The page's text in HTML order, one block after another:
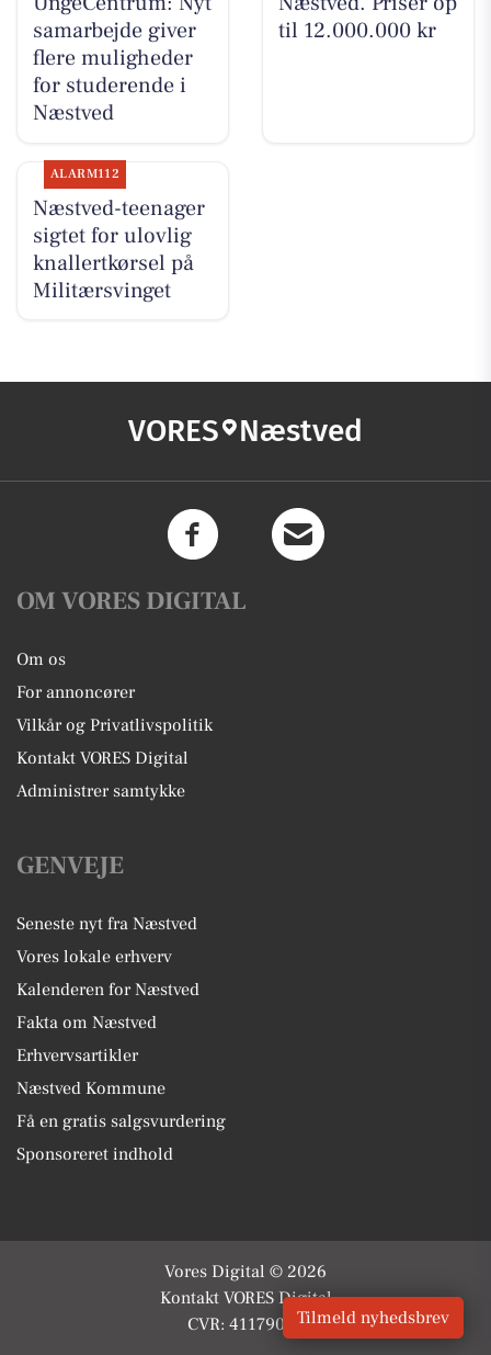
samarbejde giver
flere muligheder
for studerende i
Næstved
til 12.000.000 kr
ALARM112
Næstved-teenager
sigtet for ulovlig
knallertkørsel på
Militærsvinget
VORES Næstved
OM VORES DIGITAL
Om os
For annoncører
Vilkår og Privatlivspolitik
Kontakt VORES Digital
Administrer samtykke
GENVEJE
Seneste nyt fra Næstved
Vores lokale erhverv
Kalenderen for Næstved
Fakta om Næstved
Erhvervsartikler
Næstved Kommune
Få en gratis salgsvurdering
Sponsoreret indhold
Vores Digital © 2026
Kontakt VORES Digital
CVR: 41179082Tilmeld nyhedsbrev